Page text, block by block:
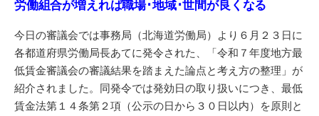
労働組合が増えれば職場･地域･世間が良くなる
今日の審議会では事務局（北海道労働局）より６月２３日に
各都道府県労働局長あてに発令された、「令和７年度地方最
低賃金審議会の審議結果を踏まえた論点と考え方の整理」が
紹介されました。同発令では発効日の取り扱いにつき、最低
賃金法第１４条第２項（公示の日から３０日以内）を原則と